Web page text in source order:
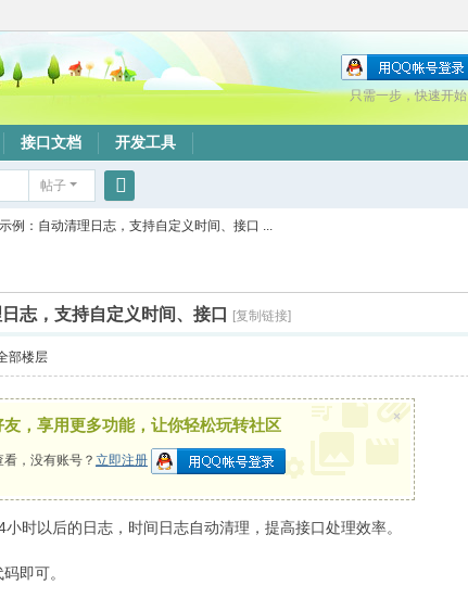
只需一步，快速开始
接口文档 开发工具
帖子
搜
例：自动清理日志，支持自定义时间、接口 ...
志，支持自定义时间、接口 [复制链接]
部楼层
，享用更多功能，让你轻松玩转社区
，没有账号？ 立即注册
×
时以后的日志，时间日志自动清理，提高接口处理效率。
即可。